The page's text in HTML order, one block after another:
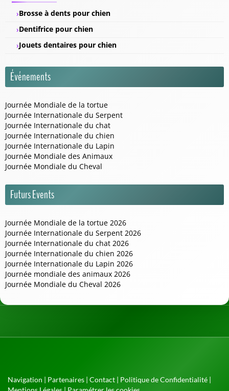
Brosse à dents pour chien
Dentifrice pour chien
Jouets dentaires pour chien
Événements
Journée Mondiale de la tortue
Journée Internationale du Serpent
Journée Internationale du chat
Journée Internationale du chien
Journée Internationale du Lapin
Journée Mondiale des Animaux
Journée Mondiale du Cheval
Futurs Events
Journée Mondiale de la tortue 2026
Journée Internationale du Serpent 2026
Journée Internationale du chat 2026
Journée Internationale du chien 2026
Journée Internationale du Lapin 2026
Journée mondiale des animaux 2026
Journée Mondiale du Cheval 2026
Navigation | Partenaires | Contact | Politique de Confidentialité |